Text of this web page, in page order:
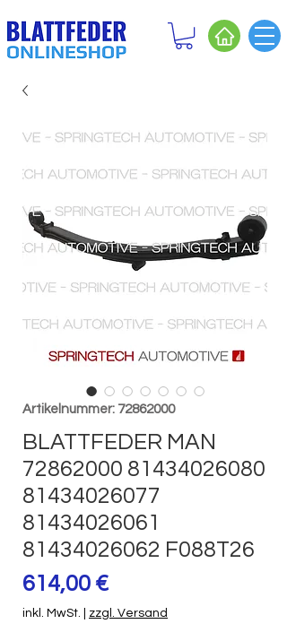
Artikelnummer: 72862000
BLATTFEDER MAN
72862000 81434026080
81434026077
81434026061
81434026062 F088T26
614,00 €Preis
inkl. MwSt. zzgl. Versand